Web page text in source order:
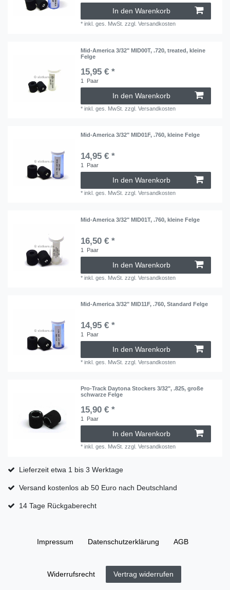
In den Warenkorb
*inkl. ges. MwSt. zzgl.Versandkosten
Mid-America 3/32" MID00T, .720, treated, kleine
Felge
15,95 € *
1 Paar
In den Warenkorb
*inkl. ges. MwSt. zzgl.Versandkosten
Mid-America 3/32" MID01F, .760, kleine Felge
14,95 € *
1 Paar
In den Warenkorb
*inkl. ges. MwSt. zzgl.Versandkosten
Mid-America 3/32" MID01T, .760, kleine Felge
16,50 € *
1 Paar
In den Warenkorb
*inkl. ges. MwSt. zzgl.Versandkosten
Mid-America 3/32" MID11F, .760, Standard Felge
14,95 € *
1 Paar
In den Warenkorb
*inkl. ges. MwSt. zzgl.Versandkosten
Pro-Track Daytona Stockers 3/32", .825, große
schwarze Felge
15,90 € *
1 Paar
In den Warenkorb
*inkl. ges. MwSt. zzgl.Versandkosten
Lieferzeit etwa 1 bis 3 Werktage
Versand kostenlos ab 50 Euro nach Deutschland
14 Tage Rückgaberecht
Impressum Daten­schutz­erklärung AGB
Widerrufs­recht Vertrag widerrufen